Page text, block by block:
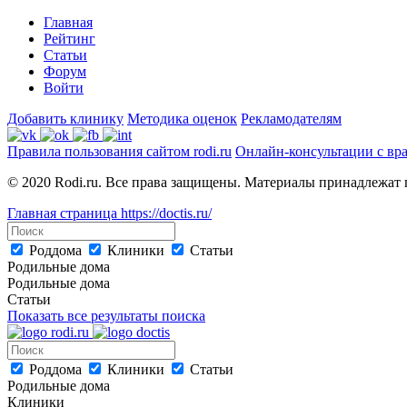
Главная
Рейтинг
Статьи
Форум
Войти
Добавить клинику Методика оценок Рекламодателям
Правила пользования сайтом rodi.ru Онлайн-консультации с
© 2020 Rodi.ru. Все права защищены. Материалы принадлежат
Главная страница https://doctis.ru/
Роддома Клиники
Статьи
Родильные дома
Родильные дома
Статьи
Показать все результаты поиска
Роддома Клиники
Статьи
Родильные дома
Клиники